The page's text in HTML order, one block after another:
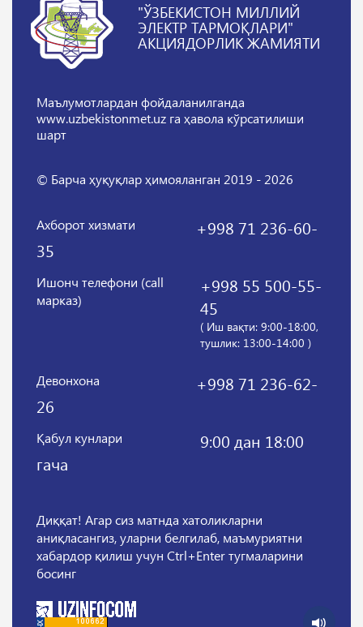
"ЎЗБЕКИСТОН МИЛЛИЙ
ЭЛЕКТР ТАРМОҚЛАРИ"
АКЦИЯДОРЛИК ЖАМИЯТИ
Маълумотлардан фойдаланилганда
www.uzbekistonmet.uz га ҳавола кўрсатилиши
шарт
© Барча ҳуқуқлар ҳимояланган 2019 - 2026
Ахборот хизмати
+998 71 236-60-
35
Ишонч телефони (call
марказ)
+998 55 500-55-
45
( Иш вақти: 9:00-18:00,
тушлик: 13:00-14:00 )
Девонхона
+998 71 236-62-
26
Қабул кунлари
9:00 дан 18:00
гача
Диққат! Агар сиз матнда хатоликларни
аниқласангиз, уларни белгилаб, маъмуриятни
хабардор қилиш учун Ctrl+Enter тугмаларини
босинг